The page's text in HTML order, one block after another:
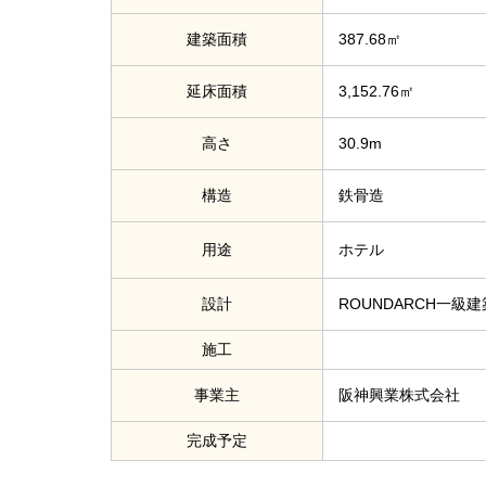
建築面積 387.68㎡
延床面積 3,152.76㎡
高さ 30.9m
構造 鉄骨造
用途 ホテル
設計 ROUNDARCH一級
施工
事業主 阪神興業株式会社
完成予定